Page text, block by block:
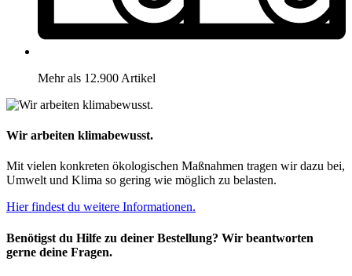
Mehr als 12.900 Artikel
Wir arbeiten klimabewusst.
Mit vielen konkreten ökologischen Maßnahmen tragen wir dazu bei,
Umwelt und Klima so gering wie möglich zu belasten.
Hier findest du weitere Informationen.
Benötigst du Hilfe zu deiner Bestellung? Wir beantworten
gerne deine Fragen.